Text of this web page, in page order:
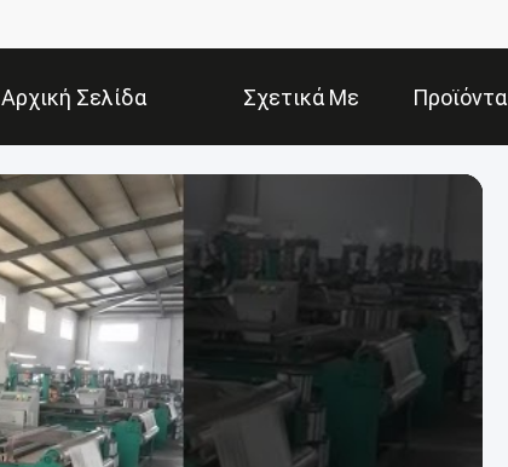
Αρχική Σελίδα Σχετικά Με Προϊόντα